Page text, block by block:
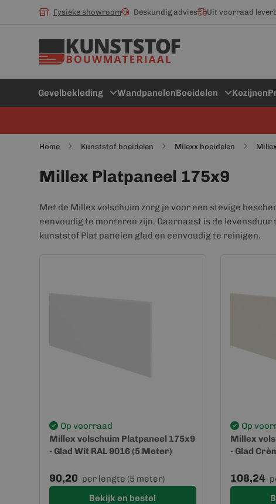
Fysieke showroom Deskundig advies Uit voorraad
Gevelbekleding WandpanelenBoeidelen Kozijnen
Home Kunststof boeidelen Milexx boeidelen
Millex Platpaneel 175x9
Met de Millex volschuim zorg je voor een stevige
eenvoudig te monteren zijn. Daarnaast is de
kunststof Plat panelen glad en eenvoudig te reinigen.
Op voorraad
Millex volschuim Platpaneel 175x9
- Glad Wit RAL 9016 (5 Meter)
90,20 per lengte (5 meter)
Bekijk en bestel
Op
Millex
- Glad
108,24